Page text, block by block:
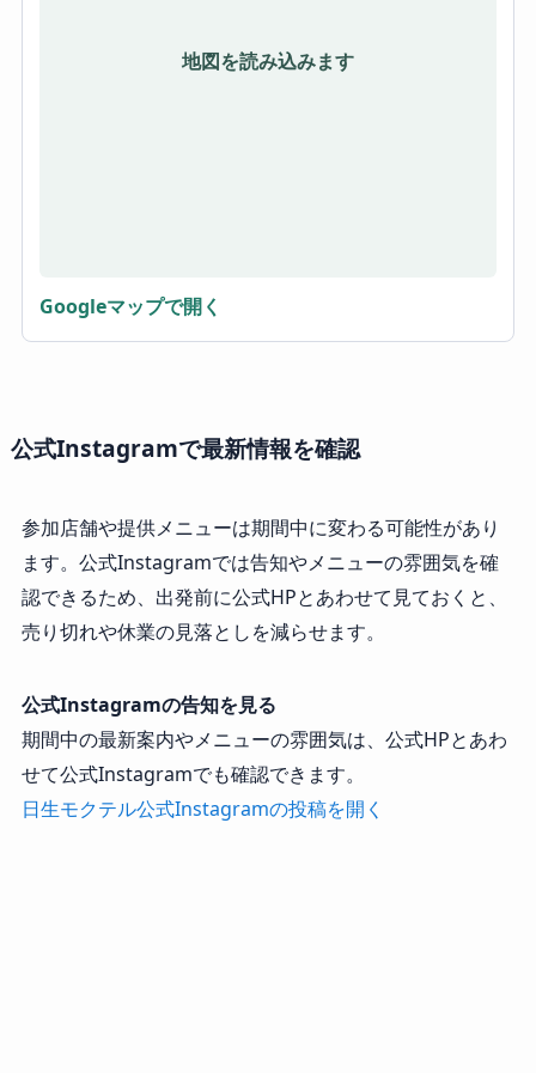
地図を読み込みます
Googleマップで開く
公式Instagramで最新情報を確認
参加店舗や提供メニューは期間中に変わる可能性があり
ます。公式Instagramでは告知やメニューの雰囲気を確
認できるため、出発前に公式HPとあわせて見ておくと、
売り切れや休業の見落としを減らせます。
公式Instagramの告知を見る
期間中の最新案内やメニューの雰囲気は、公式HPとあわ
せて公式Instagramでも確認できます。
日生モクテル公式Instagramの投稿を開く